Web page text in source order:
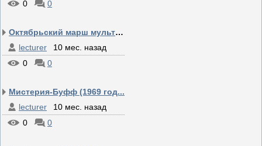
0 0
Октябрьский марш мультф...
lecturer
10 мес. назад
0
0
Мистерия-Буфф (1969 год...
lecturer
10 мес. назад
0
0